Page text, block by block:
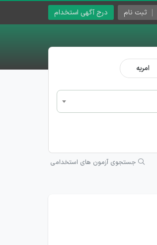
درج آگهی استخدام ثبت نام
امریه
جستجوی آزمون های استخدامی